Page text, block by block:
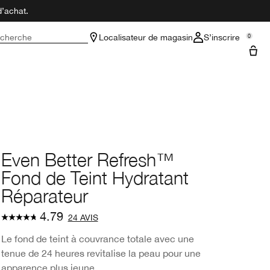
Localisateur de magasin S’inscrire 0
Even Better Refresh™
Fond de Teint Hydratant
Réparateur
4.79 24 AVIS
Le fond de teint à couvrance totale avec une
tenue de 24 heures revitalise la peau pour une
apparence plus jeune.